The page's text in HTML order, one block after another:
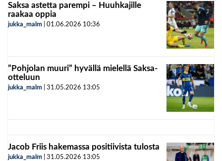
Saksa astetta parempi – Huuhkajille
raakaa oppia
jukka_malm 01.06.2026 10:36
”Pohjolan muuri” hyvällä mielellä Saksa-
otteluun
jukka_malm 31.05.2026 13:05
Jacob Friis hakemassa positiivista tulosta
jukka_malm 31.05.2026 13:05